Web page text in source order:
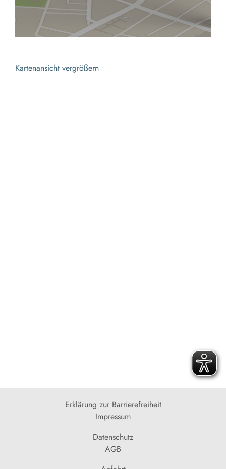
Kartenansicht vergrößern
Erklärung zur Barrierefreiheit
Impressum
Datenschutz
AGB